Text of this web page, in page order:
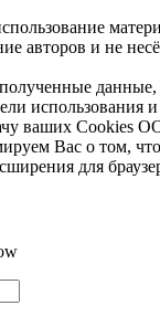
авторов и не
использования
ваших
Вас о том,
для